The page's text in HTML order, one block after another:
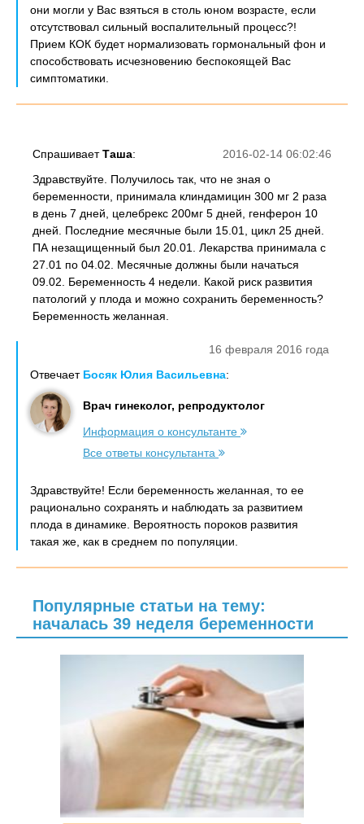
они могли у Вас взяться в столь юном возрасте, если
отсутствовал сильный воспалительный процесс?!
Прием КОК будет нормализовать гормональный фон и
способствовать исчезновению беспокоящей Вас
симптоматики.
2016-02-14 06:02:46
СпрашиваетТаша:
Здравствуйте. Получилось так, что не зная о
беременности, принимала клиндамицин 300 мг 2 раза
в день 7 дней, целебрекс 200мг 5 дней, генферон 10
дней. Последние месячные были 15.01, цикл 25 дней.
ПА незащищенный был 20.01. Лекарства принимала с
27.01 по 04.02. Месячные должны были начаться
09.02. Беременность 4 недели. Какой риск развития
патологий у плода и можно сохранить беременность?
Беременность желанная.
16 февраля 2016 года
Отвечает Босяк Юлия Васильевна:
Врач гинеколог, репродуктолог
Информация о консультанте
Все ответы консультанта
Здравствуйте! Если беременность желанная, то ее
рационально сохранять и наблюдать за развитием
плода в динамике. Вероятность пороков развития
такая же, как в среднем по популяции.
Популярные статьи на тему:
началась 39 неделя беременности